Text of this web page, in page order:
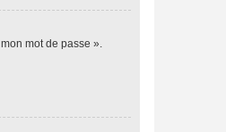
mot de passe ».